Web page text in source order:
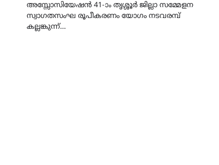
അസ്സോസിയേഷൻ 41-ാം തൃശ്ശൂർ ജില്ലാ സമ്മേളന
സ്വാഗതസംഘ രൂപീകരണം യോഗം നടവരമ്പ്
കല്ലങ്കുന്ന്…